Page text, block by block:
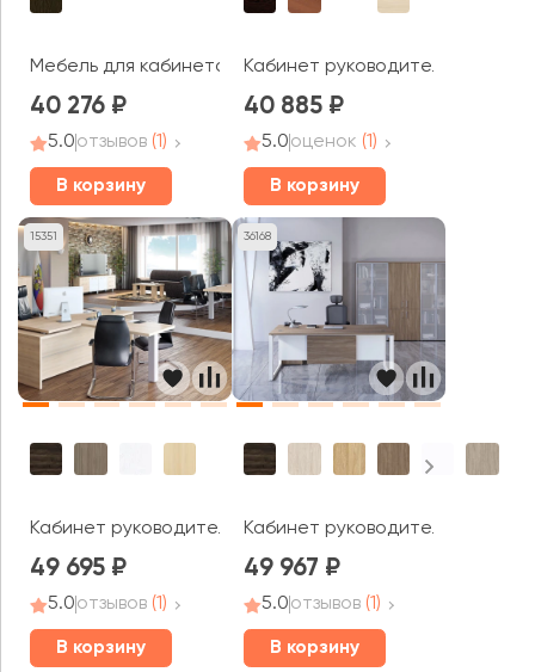
Мебель для кабинета руководителя On.Top
40 276
5.0отзывов (1)
В корзину
Кабинет руководителя Тренд /
40 885
5.0оценок (1)
В корзину
15351
Кабинет руководителя Ялта / Yalta
49 695
5.0отзывов (1)
В корзину
36168
Кабинет руководителя Оникс
49 967
5.0отзывов (1)
В корзину